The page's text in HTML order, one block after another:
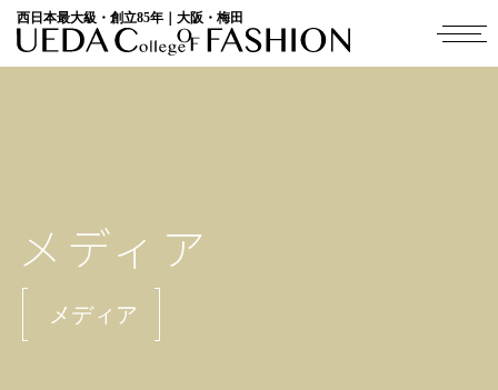
西日本最大級・創立85年｜大阪・梅田
メディア
メディア